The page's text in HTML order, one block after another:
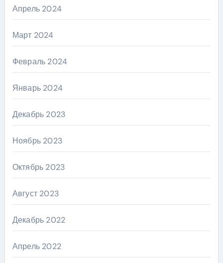
Апрель 2024
Март 2024
Февраль 2024
Январь 2024
Декабрь 2023
Ноябрь 2023
Октябрь 2023
Август 2023
Декабрь 2022
Апрель 2022